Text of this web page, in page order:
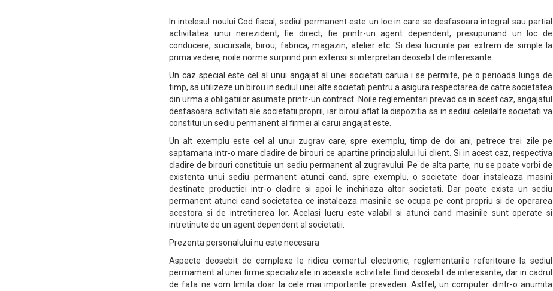
In intelesul noului Cod fiscal, sediul permanent este un loc in care se desfasoara integral sau partial
activitatea unui nerezident, fie direct, fie printr-un agent dependent, presupunand un loc de
conducere, sucursala, birou, fabrica, magazin, atelier etc. Si desi lucrurile par extrem de simple la
prima vedere, noile norme surprind prin extensii si interpretari deosebit de interesante.
Un caz special este cel al unui angajat al unei societati caruia i se permite, pe o perioada lunga de
timp, sa utilizeze un birou in sediul unei alte societati pentru a asigura respectarea de catre societatea
din urma a obligatiilor asumate printr-un contract. Noile reglementari prevad ca in acest caz, angajatul
desfasoara activitati ale societatii proprii, iar biroul aflat la dispozitia sa in sediul celeilalte societati va
constitui un sediu permanent al firmei al carui angajat este.
Un alt exemplu este cel al unui zugrav care, spre exemplu, timp de doi ani, petrece trei zile pe
saptamana intr-o mare cladire de birouri ce apartine principalului lui client. Si in acest caz, respectiva
cladire de birouri constituie un sediu permanent al zugravului. Pe de alta parte, nu se poate vorbi de
existenta unui sediu permanent atunci cand, spre exemplu, o societate doar instaleaza masini
destinate productiei intr-o cladire si apoi le inchiriaza altor societati. Dar poate exista un sediu
permanent atunci cand societatea ce instaleaza masinile se ocupa pe cont propriu si de operarea
acestora si de intretinerea lor. Acelasi lucru este valabil si atunci cand masinile sunt operate si
intretinute de un agent dependent al societatii.
Prezenta personalului nu este necesara
Aspecte deosebit de complexe le ridica comertul electronic, reglementarile referitoare la sediul
permament al unei firme specializate in aceasta activitate fiind deosebit de interesante, dar in cadrul
de fata ne vom limita doar la cele mai importante prevederi. Astfel, un computer dintr-o anumita